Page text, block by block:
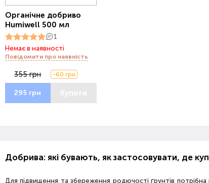
Органічне добриво
Humiwell 500 мл
1
Немає в наявності
Повідомити про наявність
355 грн -60 грн
295 грн Купити
Добрива: які бувають, як застосовувати, де
Для підвищення та збереження родючості ґрунтів